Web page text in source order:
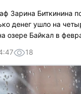
Зарина Биткинина
денег ушло на
озере Байкал в
18